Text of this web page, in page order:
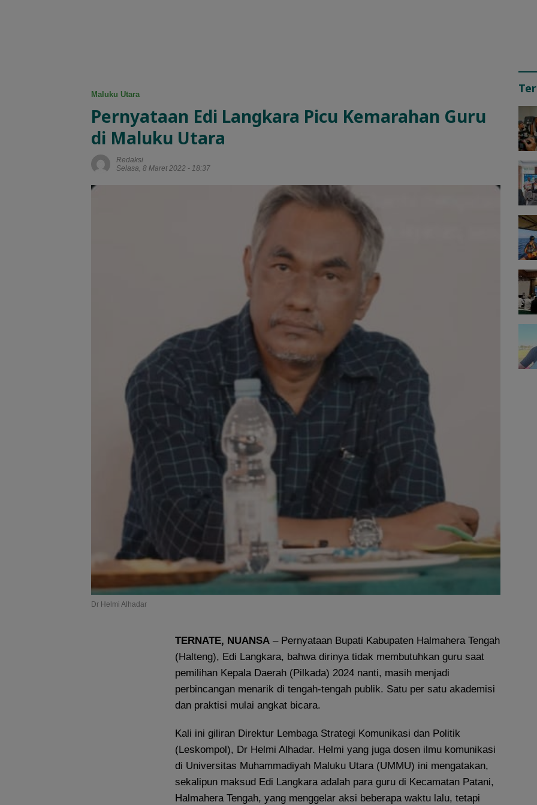
Maluku Utara
Pernyataan Edi Langkara Picu Kemarahan Guru
di Maluku Utara
Redaksi
Selasa, 8 Maret 2022 - 18:37
Dr Helmi Alhadar
TERNATE, NUANSA – Pernyataan Bupati Kabupaten Halmahera Tengah
(Halteng), Edi Langkara, bahwa dirinya tidak membutuhkan guru saat
pemilihan Kepala Daerah (Pilkada) 2024 nanti, masih menjadi
perbincangan menarik di tengah-tengah publik. Satu per satu akademisi
dan praktisi mulai angkat bicara.
Kali ini giliran Direktur Lembaga Strategi Komunikasi dan Politik
(Leskompol), Dr Helmi Alhadar. Helmi yang juga dosen ilmu komunikasi
di Universitas Muhammadiyah Maluku Utara (UMMU) ini mengatakan,
sekalipun maksud Edi Langkara adalah para guru di Kecamatan Patani,
Halmahera Tengah, yang menggelar aksi beberapa waktu lalu, tetapi